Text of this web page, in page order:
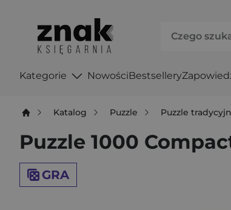
Kategorie NowościBestsellery
Katalog Puzzle Puzzle
Puzzle 1000
GRA